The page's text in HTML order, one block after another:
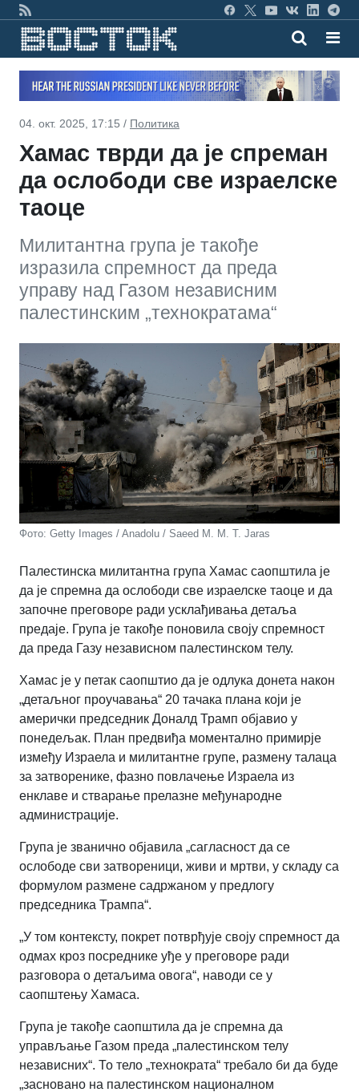
04. окт. 2025, 17:15 / Политика
Хамас тврди да је спреман
да ослободи све израелске
таоце
Милитантна група је такође
изразила спремност да преда
управу над Газом независним
палестинским „технократама“
Фото: Getty Images / Anadolu / Saeed M. M. T. Jaras
Палестинска милитантна група Хамас саопштила је
да је спремна да ослободи све израелске таоце и да
започне преговоре ради усклађивања детаља
предаје. Група је такође поновила своју спремност
да преда Газу независном палестинском телу.
Хамас је у петак саопштио да је одлука донета након
„детаљног проучавања“ 20 тачака плана који је
амерички председник Доналд Трамп објавио у
понедељак. План предвиђа моментално примирје
између Израела и милитантне групе, размену талаца
за затворенике, фазно повлачење Израела из
енклаве и стварање прелазне међународне
администрације.
Група је званично објавила „сагласност да се
ослободе сви затвореници, живи и мртви, у складу са
формулом размене садржаном у предлогу
председника Трампа“.
„У том контексту, покрет потврђује своју спремност да
одмах кроз посреднике уђе у преговоре ради
разговора о детаљима овога“, наводи се у
саопштењу Хамаса.
Група је такође саопштила да је спремна да
управљање Газом преда „палестинском телу
независних“. То тело „технократа“ требало би да буде
„засновано на палестинском националном